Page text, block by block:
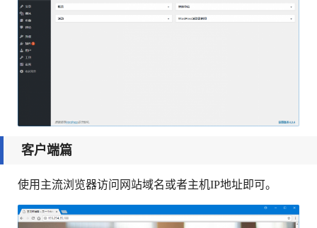
客户端篇
使用主流浏览器访问网站域名或者主机IP地址即可。